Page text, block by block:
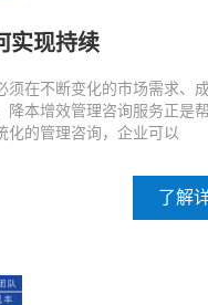
实现持续
须在不断变化的市场需求、
降本增效管理咨询服务正是
化的管理咨询，企业可以
了解